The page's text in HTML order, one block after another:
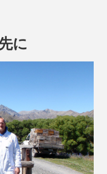
てもらうことを目
ランドだけに自生す
なります。
電車や映画館などで
に